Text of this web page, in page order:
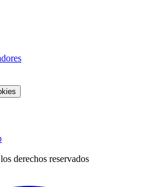
derechos reservados